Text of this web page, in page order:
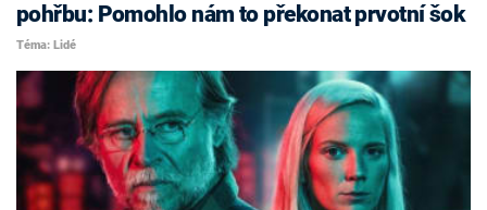
pohřbu: Pomohlo nám to překonat prvotní šok
Téma: Lidé